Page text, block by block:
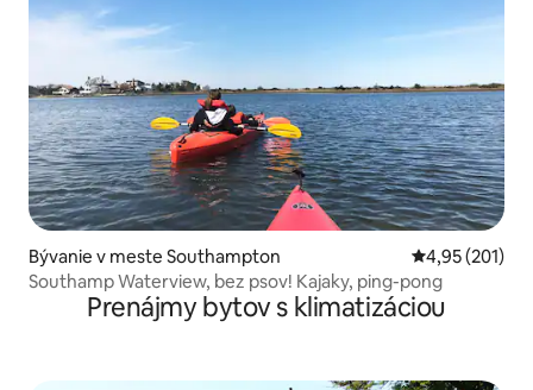
Bývanie v meste Southampton Priemerné
4,95 (201)
Southamp Waterview, bez psov! Kajaky, ping-pong
Prenájmy bytov s klimatizáciou